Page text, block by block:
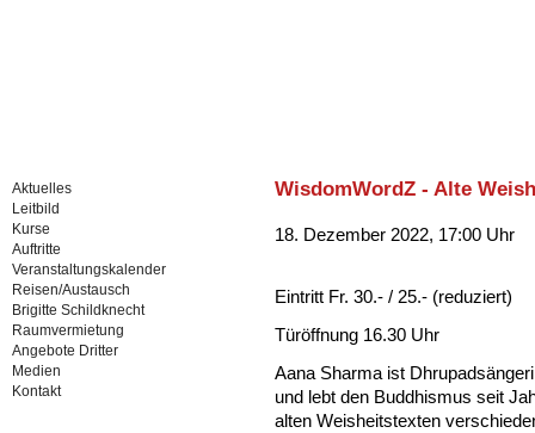
Aktuelles
Leitbild
Kurse
Auftritte
Veranstaltungskalender
Reisen/Austausch
Brigitte Schildknecht
Raumvermietung
Angebote Dritter
Medien
Kontakt
WisdomWordZ - Alte
18. Dezember 2022, 17:00 Uhr
Eintritt Fr. 30.- / 25.- (reduziert)
Türöffnung 16.30 Uhr
Aana Sharma ist
und lebt den Buddhismus seit
alten Weisheitstexten